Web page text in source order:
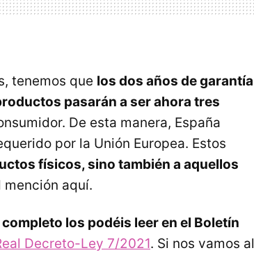
tenemos que los dos años de garantía
pasarán a ser ahora tres
De esta manera, España
por la Unión Europea. Estos
físicos, sino también a aquellos
mención aquí.
los podéis leer en el Boletín
Decreto-Ley 7/2021. Si nos vamos al